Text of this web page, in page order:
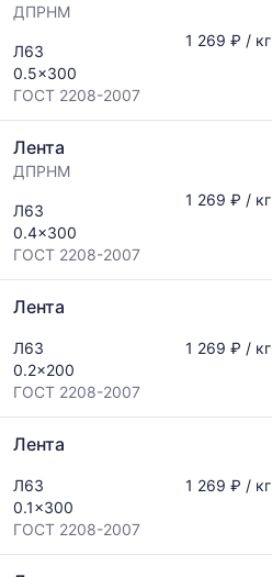
ДПРНМ
Л63
0.5x300
ГОСТ 2208-2007
1 269 ₽ / кг
Лента
ДПРНМ
Л63
0.4x300
ГОСТ 2208-2007
1 269 ₽ / кг
Лента
Л63
0.2x200
ГОСТ 2208-2007
1 269 ₽ / кг
Лента
Л63
0.1x300
ГОСТ 2208-2007
1 269 ₽ / кг